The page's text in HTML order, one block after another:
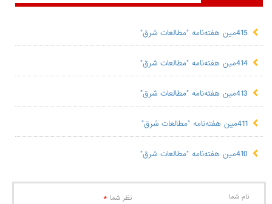
415مین هفته‌نامه "مطالعات شرق"
414مین هفته‌نامه "مطالعات شرق"
413مین هفته‌نامه "مطالعات شرق"
411مین هفته‌نامه "مطالعات شرق"
410مین هفته‌نامه "مطالعات شرق"
نام شما نظر شما *